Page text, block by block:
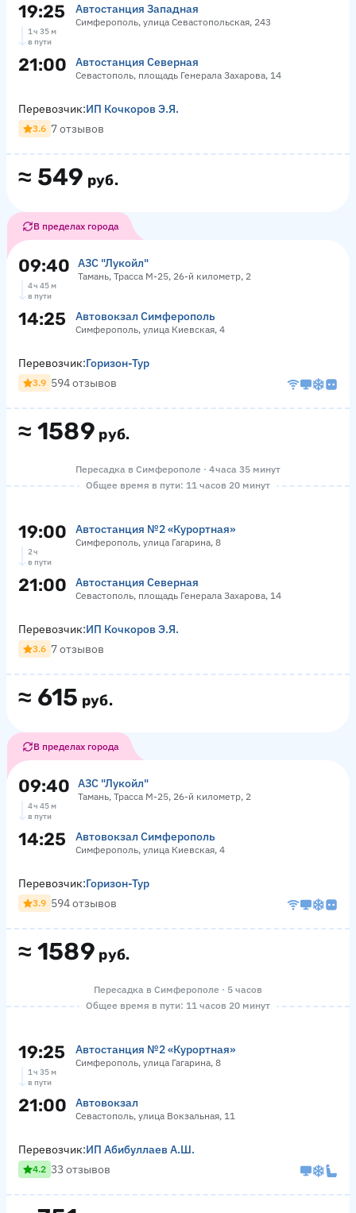
19:25 Автостанция Западная
Симферополь, улица Севастопольская, 243
1 ч 35 м
в пути
21:00 Автостанция Северная
Севастополь, площадь Генерала Захарова, 14
≈ 549 руб.
Перевозчик:ИП Кочкоров Э.Я.
3.6 7 отзывов
В пределах города
09:40 АЗС "Лукойл"
Тамань, Трасса М-25, 26-й километр, 2
4 ч 45 м
в пути
14:25 Автовокзал Симферополь
Симферополь, улица Киевская, 4
≈ 1589 руб.
Перевозчик:Горизон-Тур
3.9 594 отзывов
Пересадка в Симферополе · 4 часа 35 минут
Общее время в пути: 11 часов 20 минут
19:00 Автостанция №2 «Курортная»
Симферополь, улица Гагарина, 8
2 ч
в пути
21:00 Автостанция Северная
Севастополь, площадь Генерала Захарова, 14
≈ 615 руб.
Перевозчик:ИП Кочкоров Э.Я.
3.6 7 отзывов
В пределах города
09:40 АЗС "Лукойл"
Тамань, Трасса М-25, 26-й километр, 2
4 ч 45 м
в пути
14:25 Автовокзал Симферополь
Симферополь, улица Киевская, 4
≈ 1589 руб.
Перевозчик:Горизон-Тур
3.9 594 отзывов
Пересадка в Симферополе · 5 часов
Общее время в пути: 11 часов 20 минут
19:25 Автостанция №2 «Курортная»
Симферополь, улица Гагарина, 8
1 ч 35 м
в пути
21:00 Автовокзал
Севастополь, улица Вокзальная, 11
Перевозчик:ИП Абибуллаев А.Ш.
4.2 33 отзывов